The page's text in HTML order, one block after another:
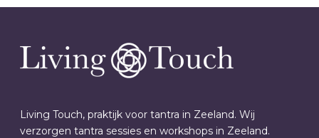
Living Touch, praktijk voor tantra in Zeeland. Wij
verzorgen tantra sessies en workshops in Zeeland.